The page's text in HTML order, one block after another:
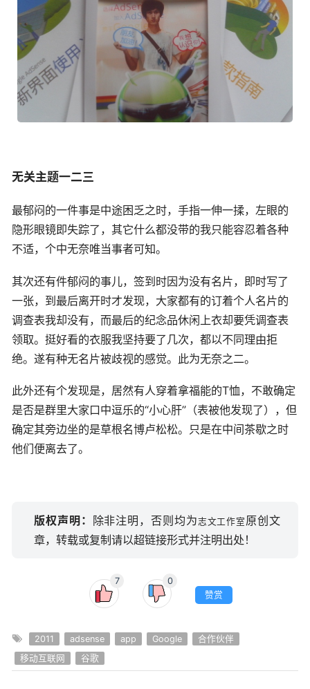
无关主题一二三
最郁闷的一件事是中途困乏之时，手指一伸一揉，左眼的
隐形眼镜即失踪了，其它什么都没带的我只能容忍着各种
不适，个中无奈唯当事者可知。
其次还有件郁闷的事儿，签到时因为没有名片，即时写了
一张，到最后离开时才发现，大家都有的订着个人名片的
调查表我却没有，而最后的纪念品休闲上衣却要凭调查表
领取。挺好看的衣服我坚持要了几次，都以不同理由拒
绝。遂有种无名片被歧视的感觉。此为无奈之二。
此外还有个发现是，居然有人穿着拿福能的T恤，不敢确定
是否是群里大家口中逗乐的“小心肝”（表被他发现了），但
确定其旁边坐的是草根名博卢松松。只是在中间茶歇之时
他们便离去了。
版权声明： 除非注明，否则均为志文工作室 原创文
章，转载或复制请以超链接形式并注明出处！
7
0
赞赏
2011 adsense app Google
合作伙伴
移动互联网
谷歌